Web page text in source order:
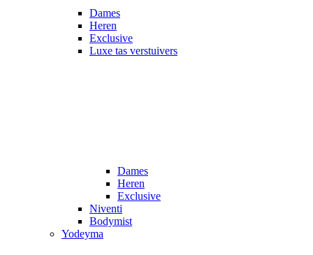
Dames
Heren
Exclusive
Luxe tas verstuivers
Dames
Heren
Exclusive
Niventi
Bodymist
Yodeyma